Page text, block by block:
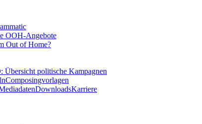
OOH-Angebote
Out of Home?
Übersicht politische Kampagnen
Composingvorlagen
DownloadsKarriere